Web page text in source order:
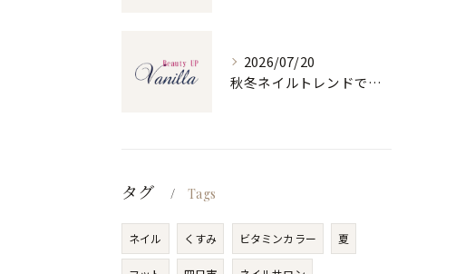
2026/07/20
秋冬ネイルトレンドで人気ネイルを大人上品に楽しむ旬デザイン実践ガイド
タグ Tags
ネイル くすみ ビタミンカラー 夏